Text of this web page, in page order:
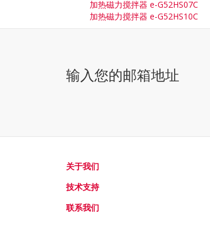
加热磁力搅拌器 e-G52HS07C
加热磁力搅拌器 e-G52HS10C
输入您的邮箱地址
关于我们
技术支持
联系我们